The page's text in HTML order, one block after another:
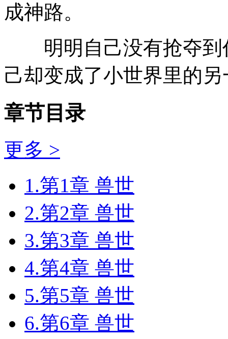
成神路。
明明自己没有抢夺到
己却变成了小世界里的
章节目录
更多 >
1.第1章 兽世
2.第2章 兽世
3.第3章 兽世
4.第4章 兽世
5.第5章 兽世
6.第6章 兽世